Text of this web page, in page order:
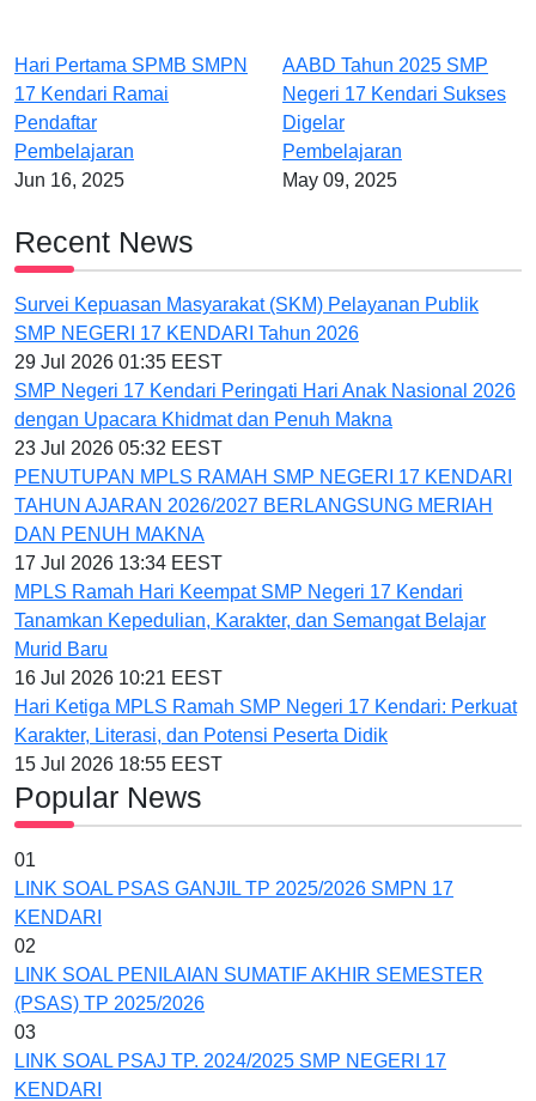
Hari Pertama SPMB SMPN
17 Kendari Ramai
Pendaftar
Pembelajaran
Jun 16, 2025
AABD Tahun 2025 SMP
Negeri 17 Kendari Sukses
Digelar
Pembelajaran
May 09, 2025
Recent News
Survei Kepuasan Masyarakat (SKM) Pelayanan Publik
SMP NEGERI 17 KENDARI Tahun 2026
29 Jul 2026 01:35 EEST
SMP Negeri 17 Kendari Peringati Hari Anak Nasional 2026
dengan Upacara Khidmat dan Penuh Makna
23 Jul 2026 05:32 EEST
PENUTUPAN MPLS RAMAH SMP NEGERI 17 KENDARI
TAHUN AJARAN 2026/2027 BERLANGSUNG MERIAH
DAN PENUH MAKNA
17 Jul 2026 13:34 EEST
MPLS Ramah Hari Keempat SMP Negeri 17 Kendari
Tanamkan Kepedulian, Karakter, dan Semangat Belajar
Murid Baru
16 Jul 2026 10:21 EEST
Hari Ketiga MPLS Ramah SMP Negeri 17 Kendari: Perkuat
Karakter, Literasi, dan Potensi Peserta Didik
15 Jul 2026 18:55 EEST
Popular News
01
LINK SOAL PSAS GANJIL TP 2025/2026 SMPN 17
KENDARI
02
LINK SOAL PENILAIAN SUMATIF AKHIR SEMESTER
(PSAS) TP 2025/2026
03
LINK SOAL PSAJ TP. 2024/2025 SMP NEGERI 17
KENDARI